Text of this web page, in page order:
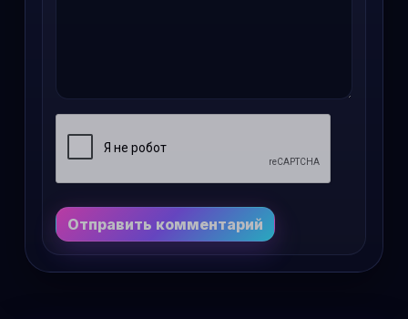
Отправить комментарий